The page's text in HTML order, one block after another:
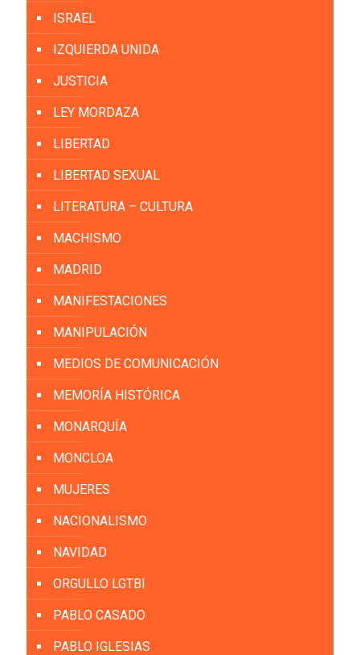
ISRAEL
IZQUIERDA UNIDA
JUSTICIA
LEY MORDAZA
LIBERTAD
LIBERTAD SEXUAL
LITERATURA – CULTURA
MACHISMO
MADRID
MANIFESTACIONES
MANIPULACIÓN
MEDIOS DE COMUNICACIÓN
MEMORÍA HISTÓRICA
MONARQUÍA
MONCLOA
MUJERES
NACIONALISMO
NAVIDAD
ORGULLO LGTBI
PABLO CASADO
PABLO IGLESIAS